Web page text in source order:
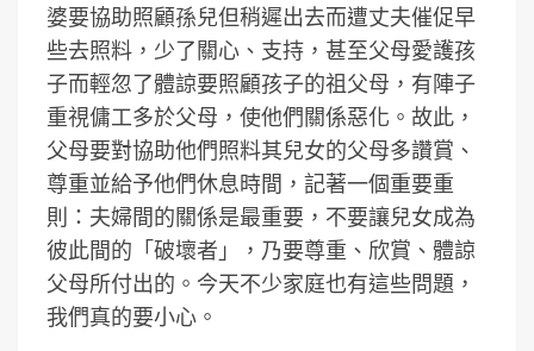
婆要協助照顧孫兒但稍遲出去而遭丈夫催促早
些去照料，少了關心、支持，甚至父母愛護孩
子而輕忽了體諒要照顧孩子的祖父母，有陣子
重視傭工多於父母，使他們關係惡化。故此，
父母要對協助他們照料其兒女的父母多讚賞、
尊重並給予他們休息時間，記著一個重要重
則：夫婦間的關係是最重要，不要讓兒女成為
彼此間的「破壞者」，乃要尊重、欣賞、體諒
父母所付出的。今天不少家庭也有這些問題，
我們真的要小心。